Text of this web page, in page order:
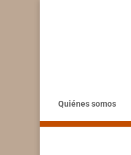
Quiénes somos